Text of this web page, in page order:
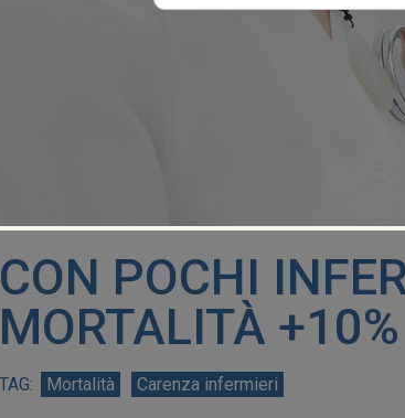
CON POCHI
MORTALITÀ +10%
Mortalità Carenza infermieri